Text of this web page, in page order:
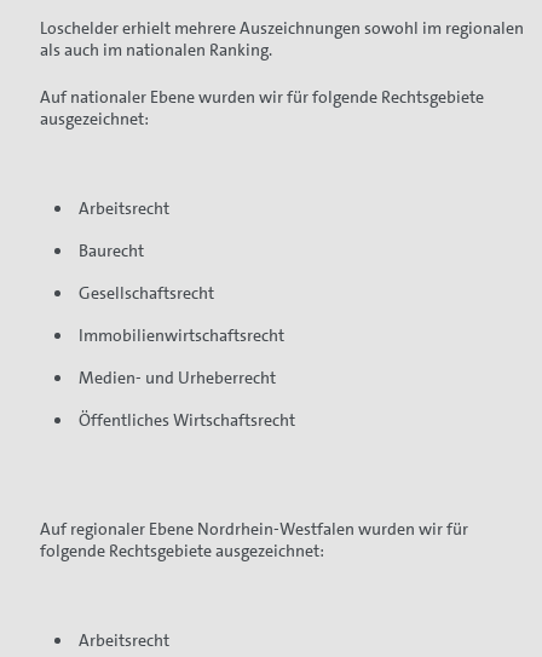
Loschelder erhielt mehrere Auszeichnungen sowohl im regionalen
als auch im nationalen Ranking.
Auf nationaler Ebene wurden wir für folgende Rechtsgebiete
ausgezeichnet:
Arbeitsrecht
Baurecht
Gesellschaftsrecht
Immobilienwirtschaftsrecht
Medien- und Urheberrecht
Öffentliches Wirtschaftsrecht
Auf regionaler Ebene Nordrhein-Westfalen wurden wir für
folgende Rechtsgebiete ausgezeichnet:
Arbeitsrecht